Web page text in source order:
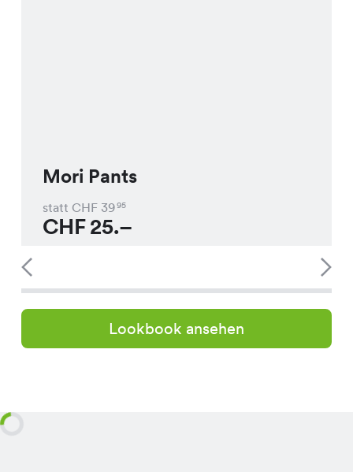
Mori Pants
statt CHF 3995
CHF25.–
Lookbook ansehen